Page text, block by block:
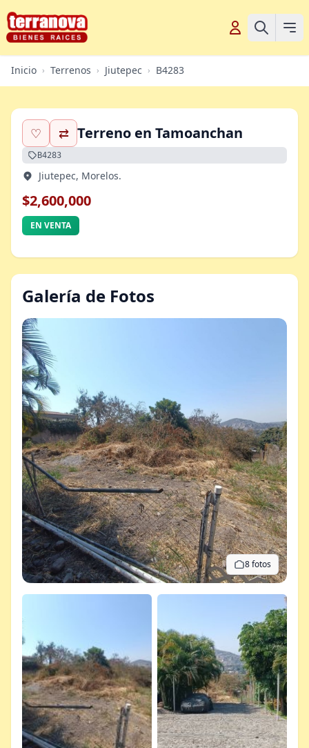
Inicio › Terrenos › Jiutepec › B4283
♡ ⇄ Terreno en Tamoanchan
B4283
Jiutepec, Morelos.
$2,600,000
EN VENTA
Galería de Fotos
8 fotos